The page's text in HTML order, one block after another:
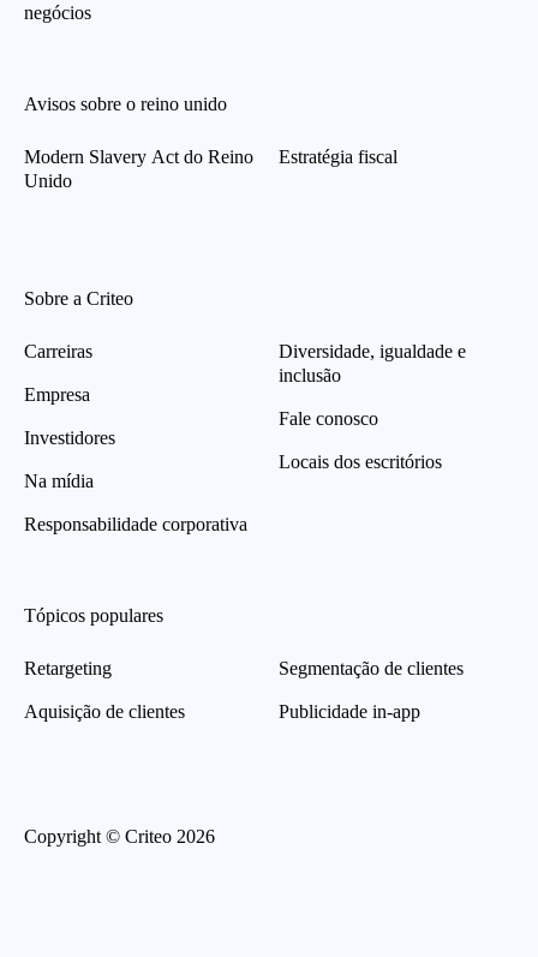
negócios
Avisos sobre o reino unido
Modern Slavery Act do Reino
Unido
Estratégia fiscal
Sobre a Criteo
Carreiras
Empresa
Investidores
Na mídia
Responsabilidade corporativa
Diversidade, igualdade e
inclusão
Fale conosco
Locais dos escritórios
Tópicos populares
Retargeting
Aquisição de clientes
Segmentação de clientes
Publicidade in-app
Copyright © Criteo 2026